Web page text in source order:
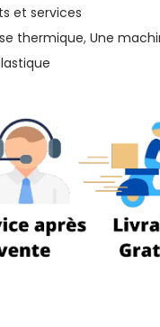
et services
thermique, Une